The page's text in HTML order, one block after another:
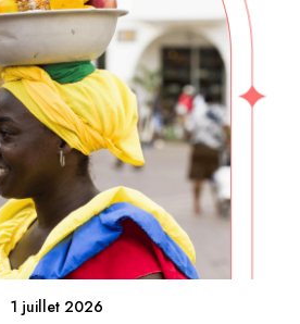
1 juillet 2026